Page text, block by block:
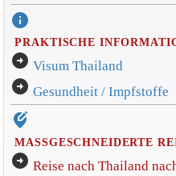
info
PRAKTISCHE
arrow_circle_right Visum Thailand
arrow_circle_right Gesundheit / Impfstoffe
edit_location_alt
MASSGESCHNEIDERTE
arrow_circle_right Reise nach Thailand